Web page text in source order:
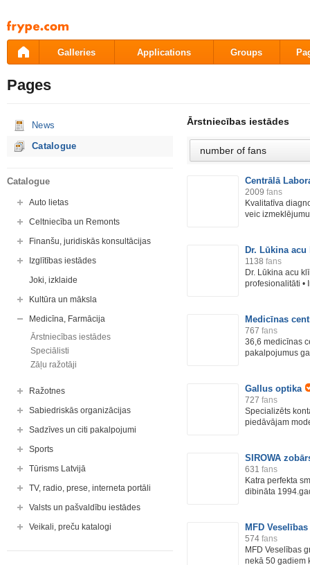
Pāriet
uz
saturu
Galleries Applications Groups
Pages
News
Catalogue
Catalogue
Auto lietas
Celtniecība un Remonts
Finanšu, juridiskās konsultācijas
Izglītības iestādes
Joki, izklaide
Kultūra un māksla
Medicīna, Farmācija
Ārstniecības iestādes
Speciālisti
Zāļu ražotāji
Ražotnes
Sabiedriskās organizācijas
Sadzīves un citi pakalpojumi
Sports
Tūrisms Latvijā
TV, radio, prese, interneta portāli
Valsts un pašvaldību iestādes
Veikali, preču katalogi
Ārstniecības iestādes
Centrālā
2009 fans
Kvalitatīva
veic
Dr. Lūkina
1138 fans
Dr. Lūkina acu
profesionalitāti •
Medicīnas
767 fans
36,6 medicīnas
pakalpojumus
Gallus optika
727 fans
Specializēts
piedāvājam
SIROWA
631 fans
Katra perfekta
dibināta
MFD
574 fans
MFD Veselības
nekā 50 gadiem